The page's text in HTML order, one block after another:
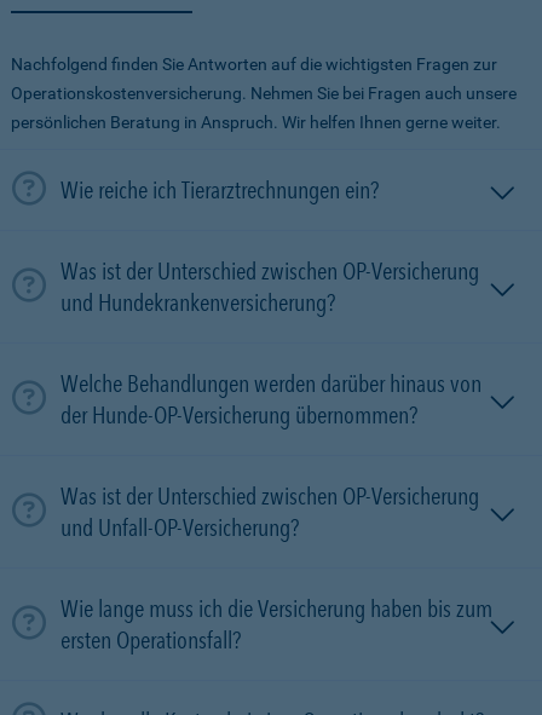
Nachfolgend finden Sie Antworten auf die wichtigsten Fragen zur
Operationskostenversicherung. Nehmen Sie bei Fragen auch unsere
persönlichen Beratung in Anspruch. Wir helfen Ihnen gerne weiter.
Wie reiche ich Tierarztrechnungen ein?
Was ist der Unterschied zwischen OP-Versicherung
und Hundekrankenversicherung?
Welche Behandlungen werden darüber hinaus von
der Hunde-OP-Versicherung übernommen?
Was ist der Unterschied zwischen OP-Versicherung
und Unfall-OP-Versicherung?
Wie lange muss ich die Versicherung haben bis zum
ersten Operationsfall?